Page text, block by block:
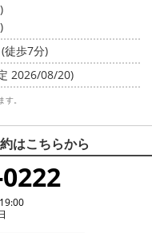
歩7分)
2026/08/20)
。
はこちらから